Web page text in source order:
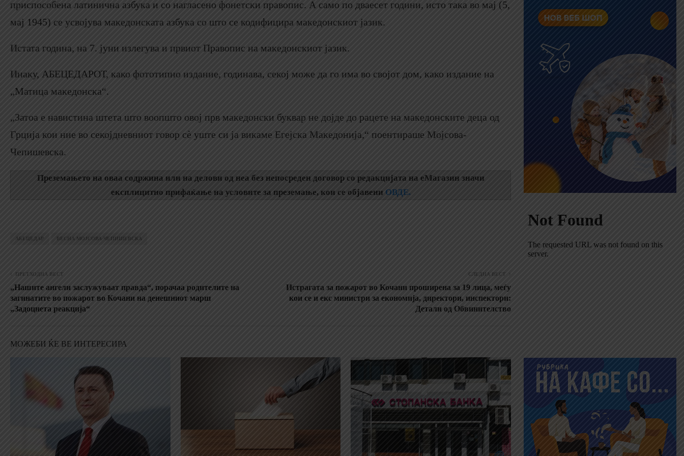
приспособена латинична азбука и со нагласено фонетски правопис. А само по дваесет години, исто така во мај (5,
мај 1945) се усвојува македонската азбука со што се кодифицира македонскиот јазик.
Истата година, на 7. јуни излегува и првиот Правопис на македонскиот јазик.
Инаку, АБЕЦЕДАРОТ, како фототипно издание, годинава, секој може да го има во својот дом, како издание на
„Матица македонска“.
„Затоа е навистина штета што воопшто овој прв македонски буквар не дојде до рацете на македонските деца од
Грција кои ние во секојдневниот говор сѐ уште си ја викаме Егејска Македонија,“ поентираше Мојсова-
Чепишевска.
Преземањето на оваа содржина или на делови од неа без непосреден договор со редакцијата на еМагазин значи
експлицитно прифаќање на условите за преземање, кои се објавени ОВДЕ.
АБЕЦЕДАР ВЕСНА МОЈСОВА-ЧЕПИШЕВСКА
ПРЕТХОДНА ВЕСТ
„Нашите ангели заслужуваат правда“, порачаа родителите на
загинатите во пожарот во Кочани на денешниот марш
„Задоцнета реакција“
СЛЕДНА ВЕСТ
Истрагата за пожарот во Кочани проширена за 19 лица, меѓу
кои се и екс министри за економија, директори, инспектори:
Детали од Обвинителство
МОЖЕБИ ЌЕ ВЕ ИНТЕРЕСИРА